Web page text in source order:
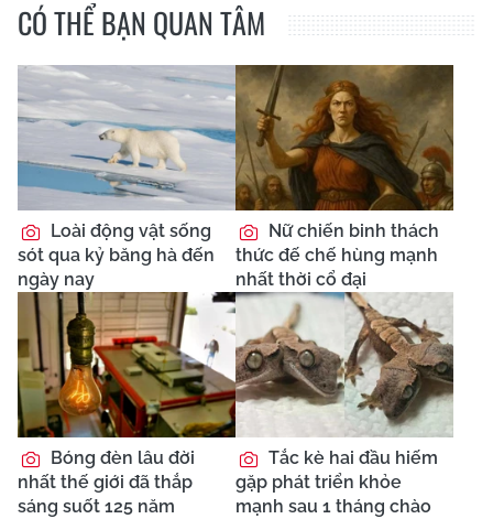
CÓ THỂ BẠN QUAN TÂM
Loài động vật sống
sót qua kỷ băng hà đến
ngày nay
Nữ chiến binh thách
thức đế chế hùng mạnh
nhất thời cổ đại
Bóng đèn lâu đời
nhất thế giới đã thắp
sáng suốt 125 năm
Tắc kè hai đầu hiếm
gặp phát triển khỏe
mạnh sau 1 tháng chào